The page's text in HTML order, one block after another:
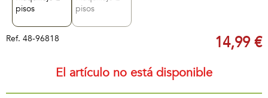
Ref. 48-96818 14,99 €
El artículo no está disponible